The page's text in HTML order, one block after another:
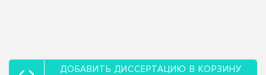
ДОБАВИТЬ ДИССЕРТАЦИЮ В КОРЗИНУ